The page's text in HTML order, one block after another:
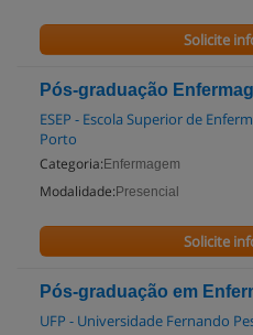
Solicite
Pós-graduação
ESEP - Escola Superior de
Porto
Categoria: Enfermagem
Modalidade: Presencial
Solicite
Pós-graduação em
UFP - Universidade Fernando